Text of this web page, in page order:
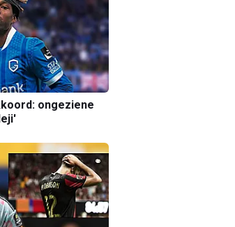
ongeziene